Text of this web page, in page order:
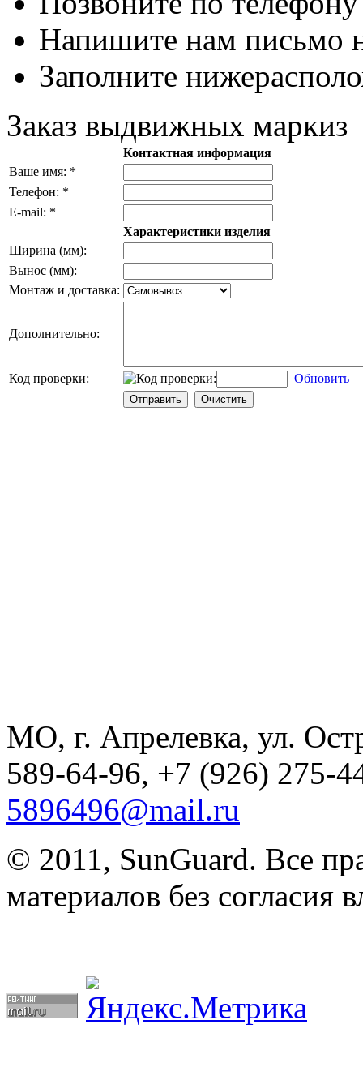
Напишите нам
Заполните
Заказ выдвижных маркиз
Контактная информация
Ваше имя: *
Телефон: *
E-mail: *
Характеристики изделия
Ширина (мм):
Вынос (мм):
Монтаж и доставка:
Дополнительно:
Код проверки: Обновить
МО, г. Апрелевка, ул.
589-64-96, +7 (926) 275-
5896496@mail.ru
© 2011, SunGuard. Все
материалов без согласия